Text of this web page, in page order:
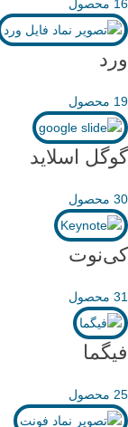
16 محصول
ورد
19 محصول
گوگل اسلاید
30 محصول
کی‌نوت
31 محصول
فیگما
25 محصول